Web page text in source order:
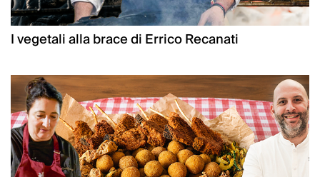
I vegetali alla brace di Errico Recanati